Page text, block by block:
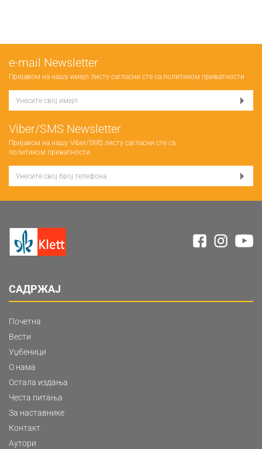
е-mail Newsletter
Пријавом на нашу имејл листу сагласни сте са политиком приватности
Viber/SMS Newsletter
Пријавом на нашу Viber/SMS листу сагласни сте са
политиком приватности
САДРЖАЈ
Почетна
Вести
Уџбеници
О нама
Остала издања
Честа питања
За наставнике
Контакт
Аутори